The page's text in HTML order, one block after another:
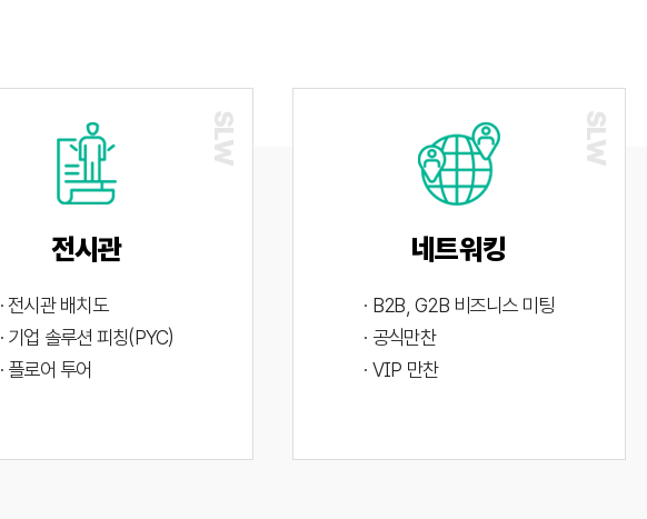
전시관
· 전시관 배치도
· 기업 솔루션 피칭(PYC)
· 플로어 투어
네트워킹
· B2B, G2B 비즈니스 미팅
· 공식만찬
· VIP 만찬